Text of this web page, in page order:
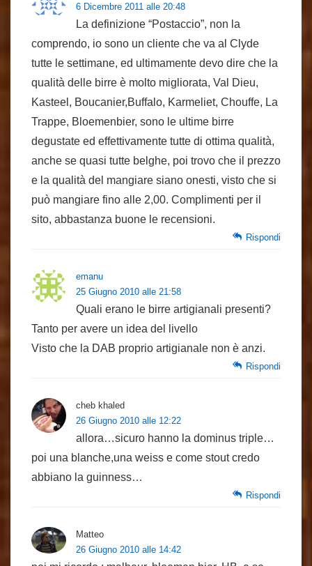
6 Dicembre 2011 alle 20:48
La definizione “Postaccio”, non la
comprendo, io sono un cliente che va al Clyde
tutte le settimane, ed ultimamente devo dire che la
qualità delle birre è molto migliorata, Val Dieu,
Kasteel, Boucanier,Buffalo, Karmeliet, Chouffe, La
Trappe, Bloemenbier, sono le ultime birre
degustate ed effettivamente tutte di ottima qualità,
anche se quasi tutte belghe, poi trovo che il prezzo
e la qualità del mangiare siano onesti, visto che si
può mangiare fino alle 2,00. Complimenti per il
sito, abbastanza buone le recensioni.
Rispondi
emanu
25 Giugno 2010 alle 21:58
Quali erano le birre artigianali presenti?
Tanto per avere un idea del livello
Visto che la DAB proprio artigianale non è anzi.
Rispondi
cheb khaled
26 Giugno 2010 alle 12:22
allora…sicuro hanno la dominus triple…
poi una blanche,una weiss e come stout credo
abbiano la guinness…
Rispondi
Matteo
26 Giugno 2010 alle 14:42